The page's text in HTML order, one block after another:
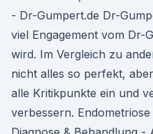
- Dr-Gumpert.de Dr-
viel Engagement vom Dr-
wird. Im Vergleich zu
nicht alles so perfekt,
alle Kritikpunkte ein und
verbessern.